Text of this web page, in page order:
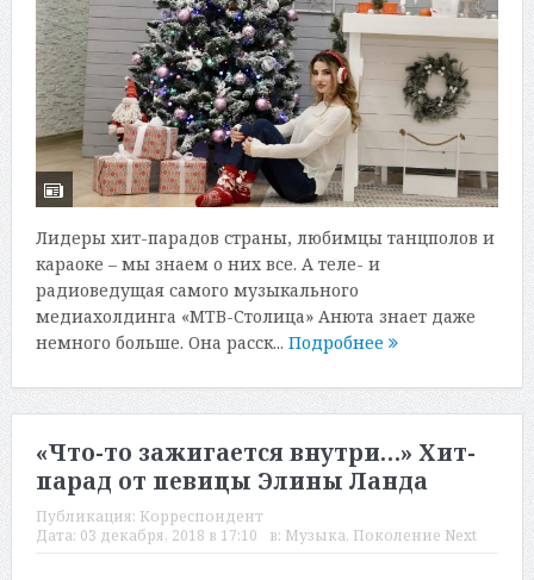
Лидеры хит-парадов страны, любимцы танцполов и
караоке – мы знаем о них все. А теле- и
радиоведущая самого музыкального
медиахолдинга «МТВ-Столица» Анюта знает даже
немного больше. Она расск... Подробнее
«Что-то зажигается внутри…» Хит-
парад от певицы Элины Ланда
Публикация: Корреспондент
Дата: 03 декабря, 2018 в 17:10 в: Музыка, Поколение Next